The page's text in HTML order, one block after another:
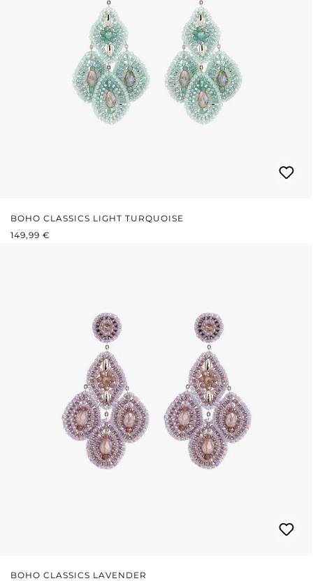
BOHO CLASSICS LIGHT TURQUOISE
REGULÄRER PREIS:
149,99 €
BOHO CLASSICS LAVENDER